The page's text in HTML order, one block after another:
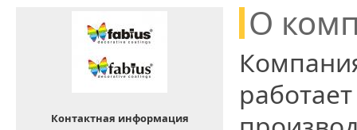
Контактная информация
О